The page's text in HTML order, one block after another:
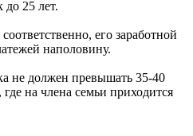
до 25 лет.
его заработной
наполовину.
не должен превышать 35-40
на члена семьи приходится